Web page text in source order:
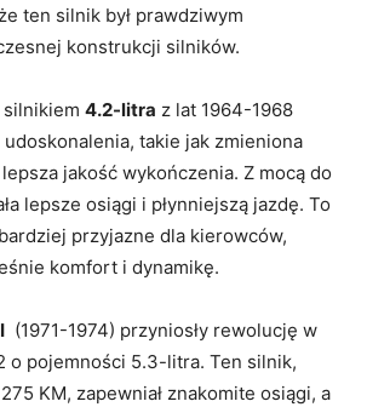
‌ten silnik był prawdziwym
konstrukcji⁢ silników.
4.2-litra z lat 1964-1968
udoskonalenia, takie ​jak⁢ zmieniona
jakość wykończenia. Z mocą do
⁢lepsze⁤ osiągi⁢ i płynniejszą⁣ jazdę. ‍To
przyjazne dla kierowców,
komfort i dynamikę.
⁤ (1971-1974) przyniosły​ rewolucję w⁢
o pojemności 5.3-litra. Ten⁢ silnik,
KM, zapewniał znakomite osiągi, a